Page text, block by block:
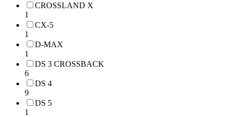
CROSSLAND X
1
CX-5
1
D-MAX
1
DS 3 CROSSBACK
6
DS 4
9
DS 5
1